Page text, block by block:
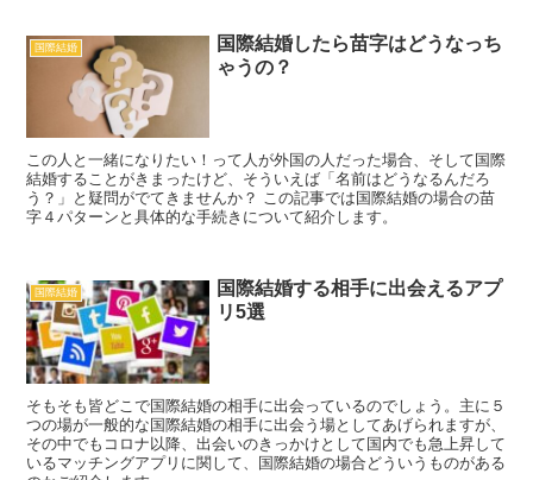
国際結婚
国際結婚したら苗字はどうなっち
ゃうの？
この人と一緒になりたい！って人が外国の人だった場合、そして国際
結婚することがきまったけど、そういえば「名前はどうなるんだろ
う？」と疑問がでてきませんか？ この記事では国際結婚の場合の苗
字４パターンと具体的な手続きについて紹介します。
国際結婚
国際結婚する相手に出会えるアプ
リ5選
そもそも皆どこで国際結婚の相手に出会っているのでしょう。主に５
つの場が一般的な国際結婚の相手に出会う場としてあげられますが、
その中でもコロナ以降、出会いのきっかけとして国内でも急上昇して
いるマッチングアプリに関して、国際結婚の場合どういうものがある